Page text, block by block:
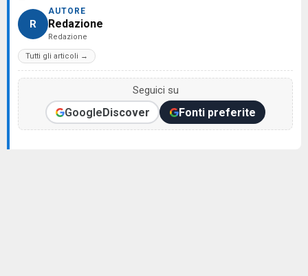
R
AUTORE
Redazione
Redazione
Tutti gli articoli →
Seguici su
GoogleDiscover Fonti preferite